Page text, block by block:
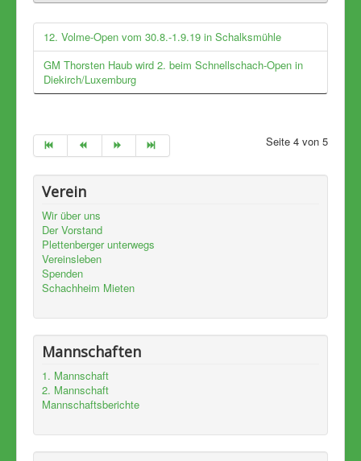
12. Volme-Open vom 30.8.-1.9.19 in Schalksmühle
GM Thorsten Haub wird 2. beim Schnellschach-Open in
Diekirch/Luxemburg
Seite 4 von 5
Verein
Wir über uns
Der Vorstand
Plettenberger unterwegs
Vereinsleben
Spenden
Schachheim Mieten
Mannschaften
1. Mannschaft
2. Mannschaft
Mannschaftsberichte